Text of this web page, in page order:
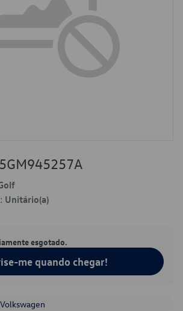
Unitário(a)
esgotado.
me quando chegar!